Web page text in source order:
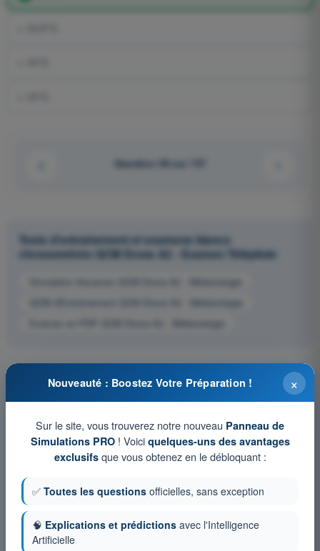
Question 48 sur 137
Tests d'entraînement et examens blancs
chronométrés QCM Drone A2 - Examen Télépilote
Simulation d'examen QCM Drone A2 - Météorologie
QCM d'Entraînement QCM Drone A2 - Météorologie
Examen en PDF QCM Drone A2 - Météorologie
×
Nouveauté : Boostez Votre Préparation !
Sur le site, vous trouverez notre nouveau Panneau de
Simulations PRO! Voici quelques-uns des avantages
exclusifsque vous obtenez en le débloquant :
✅ Toutes les questions officielles, sans exception
🧠 Explications et prédictions avec l'Intelligence
Artificielle